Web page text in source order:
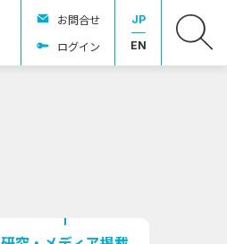
お問合せ
ログイン
JP
EN